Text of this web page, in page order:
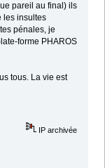
pareil au final) ils
les insultes
pénales, je
forme PHAROS
tous. La vie est
IP archivée